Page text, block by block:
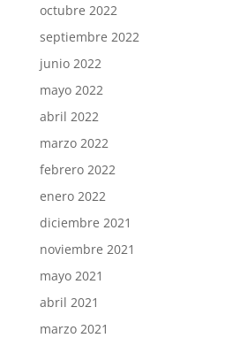
octubre 2022
septiembre 2022
junio 2022
mayo 2022
abril 2022
marzo 2022
febrero 2022
enero 2022
diciembre 2021
noviembre 2021
mayo 2021
abril 2021
marzo 2021